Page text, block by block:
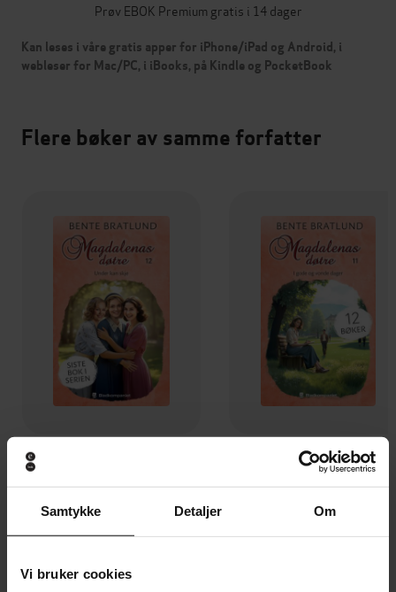
Samtykke Detaljer Om
Vi bruker cookies
Prøv EBOK Premium gratis i 14 dager
Kan leses i våre gratis apper for iPhone/iPad og Android, i
webleser for Mac/PC, i iBooks, på Kindle og PocketBook
Flere bøker av samme forfatter
Bente Bratlund
119,-
I gode og vonde dager
Bente Bratlund